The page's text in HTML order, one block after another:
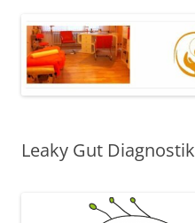
Leaky Gut Diagnostik